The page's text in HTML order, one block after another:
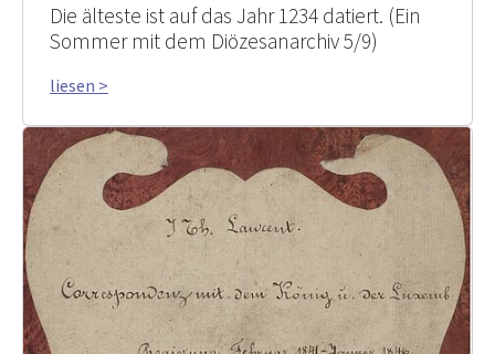
Die älteste ist auf das Jahr 1234 datiert. (Ein
Sommer mit dem Diözesanarchiv 5/9)
liesen >